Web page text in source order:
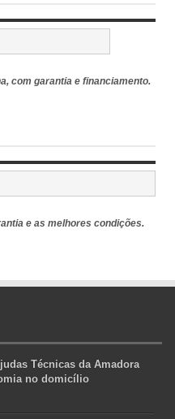
com garantia e financiamento.
e as melhores condições.
Técnicas da Amadora
no domicílio